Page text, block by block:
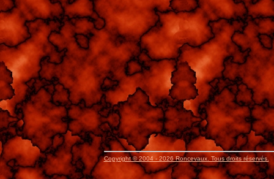
Copyright © 2004 - 2026 Roncevaux. Tous droits réservés.